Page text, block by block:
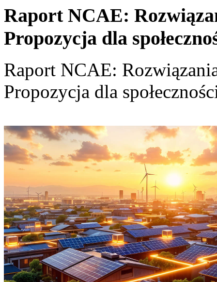
Raport NCAE:
Propozycja dla
Raport NCAE:
Propozycja dla